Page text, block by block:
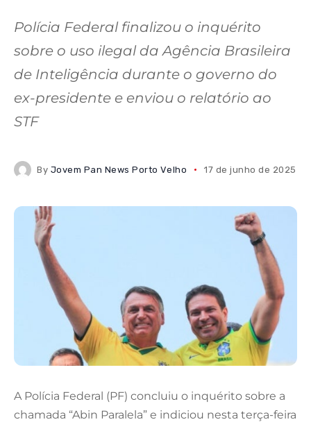
Polícia Federal finalizou o inquérito
sobre o uso ilegal da Agência Brasileira
de Inteligência durante o governo do
ex-presidente e enviou o relatório ao
STF
By Jovem Pan News Porto Velho 17 de junho de 2025
A Polícia Federal (PF) concluiu o inquérito sobre a
chamada “Abin Paralela” e indiciou nesta terça-feira